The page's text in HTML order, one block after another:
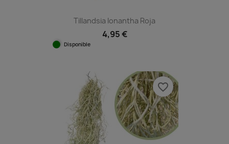
Tillandsia Ionantha Roja
4,95 €
Disponible
favorite_border